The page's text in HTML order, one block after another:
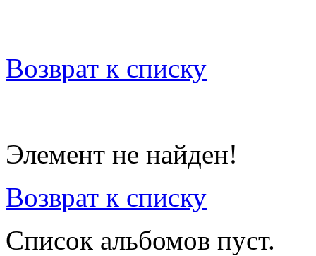
Возврат к списку
Элемент не найден!
Возврат к списку
Список альбомов пуст.